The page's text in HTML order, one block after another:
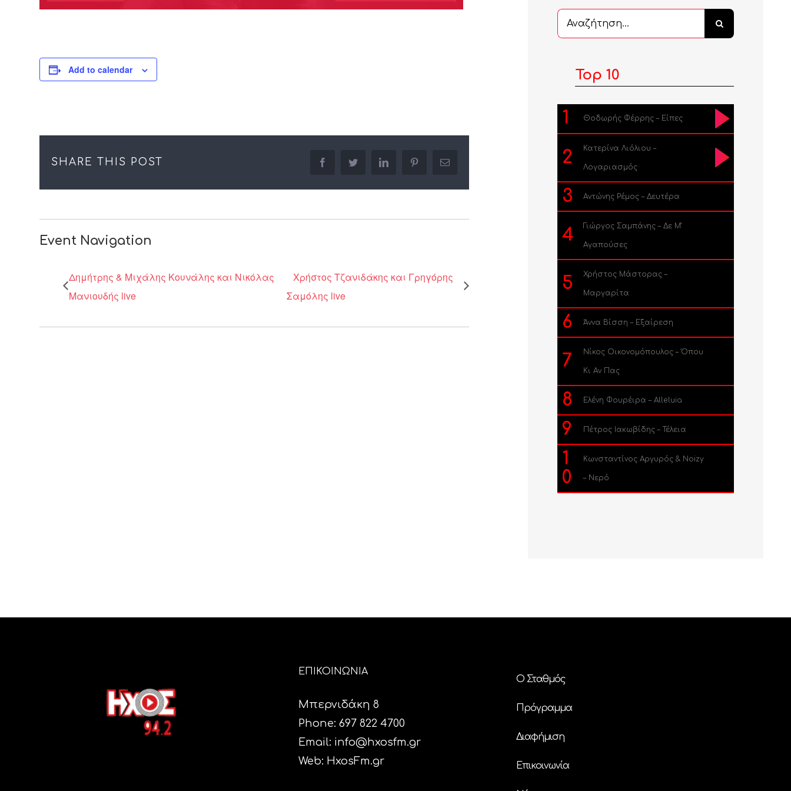
Add to calendar
SHARE THIS POST facebooktwitter linkedin pinterestEmail
Event Navigation
Δημήτρης & Μιχάλης Κουνάλης και Νικόλας
Μανιουδής live
Χρήστος Τζανιδάκης και Γρηγόρης
Σαμόλης live
Αναζήτηση
...
Top 10
1 Θοδωρής Φέρρης – Είπες
2 Κατερίνα Λιόλιου –
Λογαριασμός
3 Αντώνης Ρέμος – Δευτέρα
4 Γιώργος Σαμπάνης – Δε Μ’
Αγαπούσες
5 Χρήστος Μάστορας –
Μαργαρίτα
6 Άννα Βίσση – Εξαίρεση
7 Νίκος Οικονομόπουλος – Όπου
Κι Αν Πας
8 Ελένη Φουρέιρα – Alleluia
9 Πέτρος Ιακωβίδης – Τέλεια
1
0
Κωνσταντίνος Αργυρός & Noizy
– Νερό
ΕΠΙΚΟΙΝΩΝΙΑ
Μπερνιδάκη 8
Phone: 697 822 4700
Email: info@hxosfm.gr
Web: HxosFm.gr
Ο Σταθμός
Πρόγραμμα
Διαφήμιση
Επικοινωνία